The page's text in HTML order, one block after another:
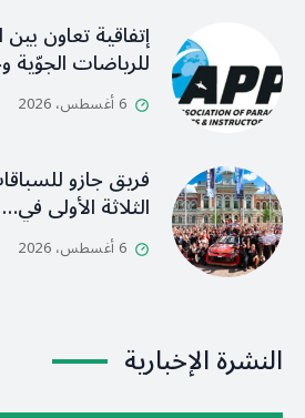
إتفاقية تعاون بين
للرياضات
6 أغسطس، 2026
فريق جازو
الثلاثة الأولى في…
6 أغسطس، 2026
النشرة الإخبارية